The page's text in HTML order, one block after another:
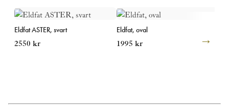
Eldfat ASTER, svart
2550 kr
Eldfat, oval
1995 kr